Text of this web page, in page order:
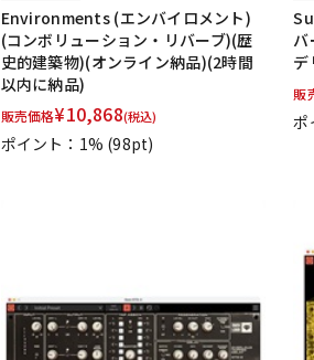
Mntra Minimal Audio cmf by
Environments (エンバイロメント)
(コンボリューション・リバーブ)(歴
史的建築物)(オンライン納品)(2時間
以内に納品)
販売価格¥10,868(税込)
ポイント：1% (98pt)
バ
デ
販
ポ